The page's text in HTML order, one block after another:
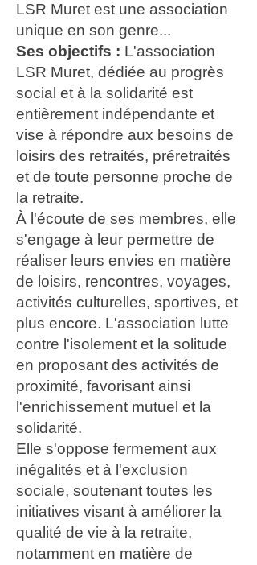
LSR Muret est une association
unique en son genre...
Ses objectifs : L'association
LSR Muret, dédiée au progrès
social et à la solidarité est
entièrement indépendante et
vise à répondre aux besoins de
loisirs des retraités, préretraités
et de toute personne proche de
la retraite.
À l'écoute de ses membres, elle
s'engage à leur permettre de
réaliser leurs envies en matière
de loisirs, rencontres, voyages,
activités culturelles, sportives, et
plus encore. L'association lutte
contre l'isolement et la solitude
en proposant des activités de
proximité, favorisant ainsi
l'enrichissement mutuel et la
solidarité.
Elle s'oppose fermement aux
inégalités et à l'exclusion
sociale, soutenant toutes les
initiatives visant à améliorer la
qualité de vie à la retraite,
notamment en matière de